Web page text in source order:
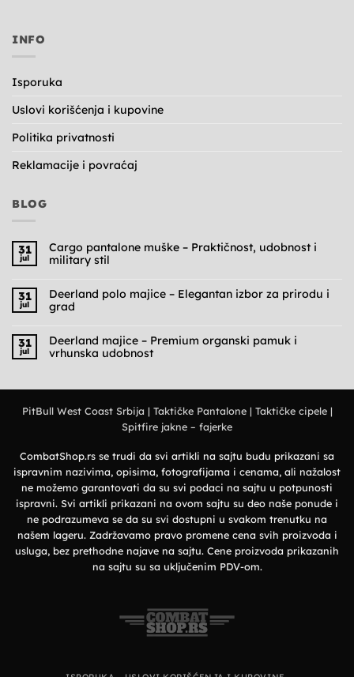
INFO
Isporuka
Uslovi korišćenja i kupovine
Politika privatnosti
Reklamacije i povraćaj
BLOG
31
jul
Cargo pantalone muške – Praktičnost, udobnost i
military stil
na
Cargo
pantalone
Praktičnost,
udobnost
i
31
jul
Deerland polo majice – Elegantan izbor za prirodu i
grad
na
Deerland
polo
izbor
prirodu
i
31
jul
Deerland majice – Premium organski pamuk i
vrhunska udobnost
–
vrhunska
udobnost
PitBull West Coast Srbija | Taktičke Pantalone| Taktičke cipele|
Spitfire jakne – fajerke
CombatShop.rs se trudi da svi artikli na sajtu budu prikazani sa
ispravnim nazivima, opisima, fotografijama i cenama, ali nažalost
ne možemo garantovati da su svi podaci na sajtu u potpunosti
ispravni. Svi artikli prikazani na ovom sajtu su deo naše ponude i
ne podrazumeva se da su svi dostupni u svakom trenutku na
našem lageru. Zadržavamo pravo promene cena svih proizvoda i
usluga, bez prethodne najave na sajtu. Cene proizvoda prikazanih
na sajtu su sa uključenim PDV-om.